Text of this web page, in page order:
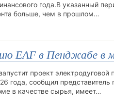
года.В указанный
больше, чем в прошлом…
EAF в Пенджабе в
проект
сообщил представитель
в качестве сырья, имеет…